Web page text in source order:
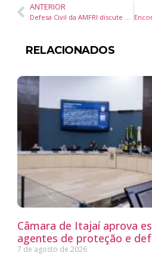
ANTERIOR
Defesa Civil da AMFRI discute prevenção e implanta Sistema de Gerenciamento de Ocorrências em Itajaí
RELACIONADOS
Câmara de Itajaí aprova
agentes de proteção e
7 de agosto de 2026